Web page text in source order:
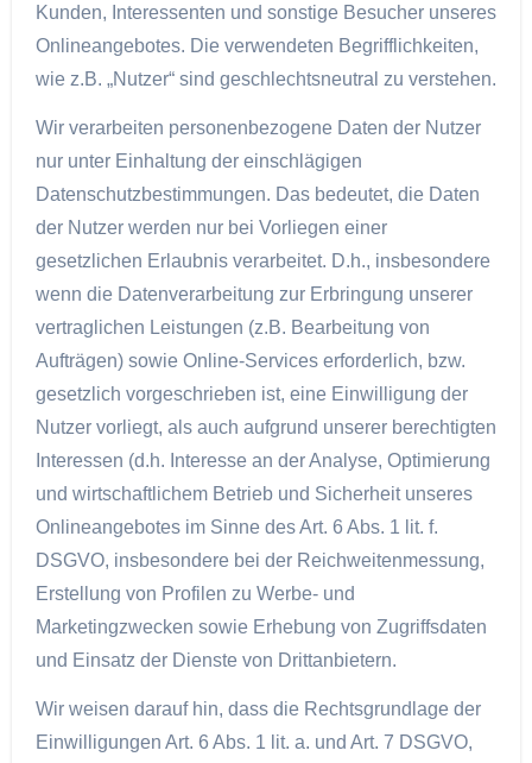
Kunden, Interessenten und sonstige Besucher unseres
Onlineangebotes. Die verwendeten Begrifflichkeiten,
wie z.B. „Nutzer“ sind geschlechtsneutral zu verstehen.
Wir verarbeiten personenbezogene Daten der Nutzer
nur unter Einhaltung der einschlägigen
Datenschutzbestimmungen. Das bedeutet, die Daten
der Nutzer werden nur bei Vorliegen einer
gesetzlichen Erlaubnis verarbeitet. D.h., insbesondere
wenn die Datenverarbeitung zur Erbringung unserer
vertraglichen Leistungen (z.B. Bearbeitung von
Aufträgen) sowie Online-Services erforderlich, bzw.
gesetzlich vorgeschrieben ist, eine Einwilligung der
Nutzer vorliegt, als auch aufgrund unserer berechtigten
Interessen (d.h. Interesse an der Analyse, Optimierung
und wirtschaftlichem Betrieb und Sicherheit unseres
Onlineangebotes im Sinne des Art. 6 Abs. 1 lit. f.
DSGVO, insbesondere bei der Reichweitenmessung,
Erstellung von Profilen zu Werbe- und
Marketingzwecken sowie Erhebung von Zugriffsdaten
und Einsatz der Dienste von Drittanbietern.
Wir weisen darauf hin, dass die Rechtsgrundlage der
Einwilligungen Art. 6 Abs. 1 lit. a. und Art. 7 DSGVO,